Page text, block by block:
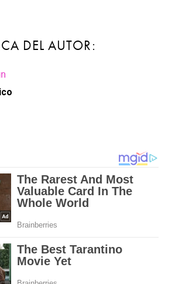
DEL AUTOR: